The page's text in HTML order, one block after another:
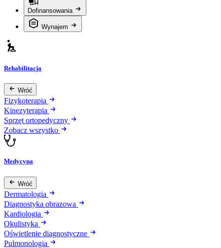
Dofinansowania
Wynajem
Rehabilitacja
Wróć
Fizykoterapia
Kinezyterapia
Sprzęt ortopedyczny
Zobacz wszystko
Medycyna
Wróć
Dermatologia
Diagnostyka obrazowa
Kardiologia
Okulistyka
Oświetlenie diagnostyczne
Pulmonologia